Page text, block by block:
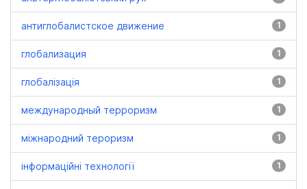
1
антиглобалистское движение
1
глобализация
1
глобалізація
1
международный терроризм
1
міжнародний тероризм
1
інформаційні технології